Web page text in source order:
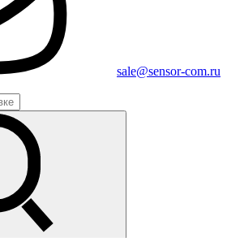
sale@sensor-com.ru